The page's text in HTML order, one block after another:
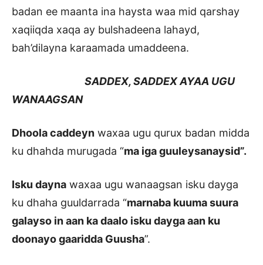
badan ee maanta ina haysta waa mid qarshay
xaqiiqda xaqa ay bulshadeena lahayd,
bah’dilayna karaamada umaddeena.
SADDEX, SADDEX AYAA UGU
WANAAGSAN
Dhoola caddeyn waxaa ugu qurux badan midda
ku dhahda murugada “ma iga guuleysanaysid”.
Isku dayna waxaa ugu wanaagsan isku dayga
ku dhaha guuldarrada “marnaba kuuma suura
galayso in aan ka daalo isku dayga aan ku
doonayo gaaridda Guusha”.